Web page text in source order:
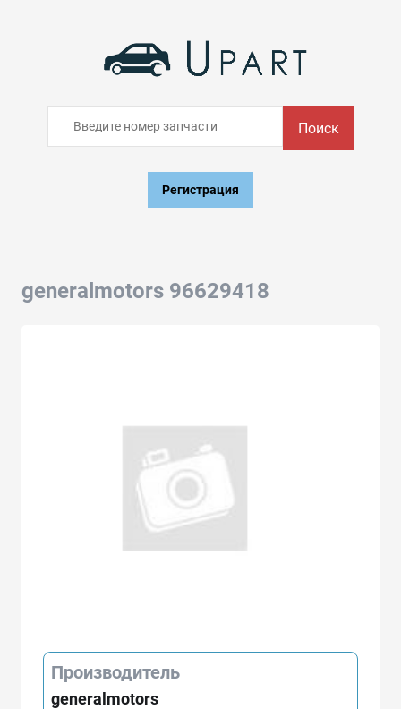
Поиск
Регистрация
generalmotors 96629418
Производитель
generalmotors